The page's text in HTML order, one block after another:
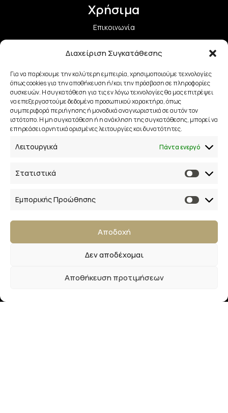
Διαχείριση Συγκατάθεσης
Για να παρέχουμε την καλύτερη εμπειρία, χρησιμοποιούμε τεχνολογίες
όπως cookies για την αποθήκευση ή/και την πρόσβαση σε πληροφορίες
συσκευών. Η συγκατάθεση για τις εν λόγω τεχνολογίες θα μας επιτρέψει
να επεξεργαστούμε δεδομένα προσωπικού χαρακτήρα, όπως
συμπεριφορά περιήγησης ή μοναδικά αναγνωριστικά σε αυτόν τον
ιστότοπο. Η μη συγκατάθεση ή η ανάκληση της συγκατάθεσης, μπορεί να
επηρεάσει αρνητικά ορισμένες λειτουργίες και δυνατότητες.
Λειτουργικά Πάντα ενεργό
Στατιστικά
Εμπορικής Προώθησης
Αποδοχή
Δεν αποδέχομαι
Αποθήκευση προτιμήσεων
Χρήσιμα
Επικοινωνία
Όροι Χρήσης και Προϋποθέσεις
Πολιτική Aπορρήτου
Πολιτική Επιστροφών
Τρόποι Αποστολής
28ης Οκτωβρίου 33